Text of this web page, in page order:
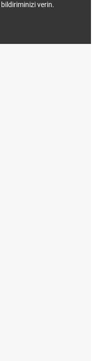
verin.